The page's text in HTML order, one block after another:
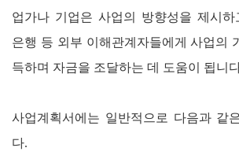
업가나 기업은 사업의 방향성을 제시하
은행 등 외부 이해관계자들에게 사업의
득하며 자금을 조달하는 데 도움이 됩니
사업계획서에는 일반적으로 다음과 같
다.